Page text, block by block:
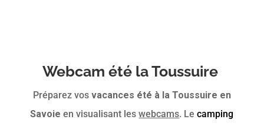
Webcam été la Toussuire
Préparez vos vacances été à la Toussuire en
Savoie en visualisant leswebcams. Lecamping